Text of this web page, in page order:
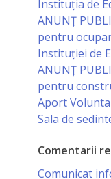
Instituția de
ANUNȚ
pentru
Instituției de
ANUNȚ
pentru
Aport
Sala de
Comentarii
Comunicat